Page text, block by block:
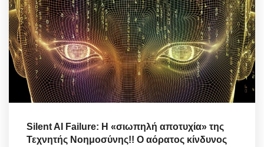
Silent AI Failure: Η «σιωπηλή αποτυχία» της
Τεχνητής Νοημοσύνης!! Ο αόρατος κίνδυνος